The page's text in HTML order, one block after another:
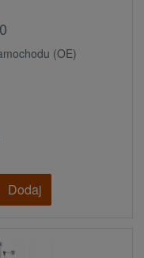
(OE)
Dodaj